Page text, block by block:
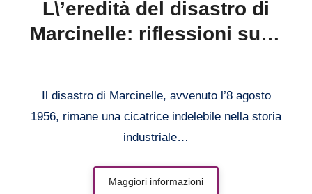
L\’eredità del disastro di
Marcinelle: riflessioni sulle
Il disastro di Marcinelle, avvenuto l’8 agosto
1956, rimane una cicatrice indelebile nella storia
industriale…
Maggiori informazioni